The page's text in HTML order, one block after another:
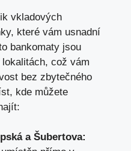
vkladových
které vám usnadní
bankomaty jsou
což vám
bez zbytečného
kde můžete
a Šubertova: